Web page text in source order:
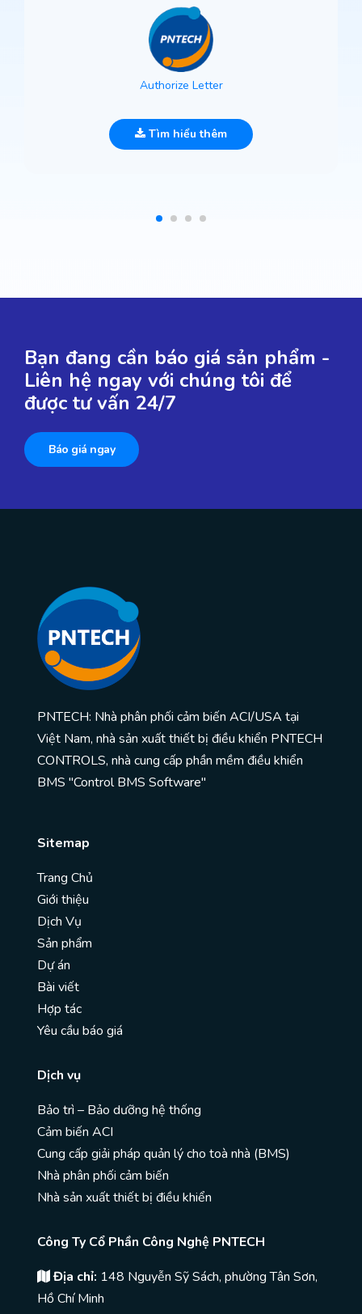
Authorize Letter
Tìm hiểu thêm
Bạn đang cần báo giá sản phẩm -
Liên hệ ngay với chúng tôi để
được tư vấn 24/7
Báo giá ngay
PNTECH: Nhà phân phối cảm biến ACI/USA tại
Việt Nam, nhà sản xuất thiết bị điều khiển PNTECH
CONTROLS, nhà cung cấp phần mềm điều khiển
BMS "Control BMS Software"
Sitemap
Trang Chủ
Giới thiệu
Dịch Vụ
Sản phẩm
Dự án
Bài viết
Hợp tác
Yêu cầu báo giá
Dịch vụ
Bảo trì – Bảo dưỡng hệ thống
Cảm biến ACI
Cung cấp giải pháp quản lý cho toà nhà (BMS)
Nhà phân phối cảm biến
Nhà sản xuất thiết bị điều khiển
Công Ty Cổ Phần Công Nghệ PNTECH
Địa chỉ: 148 Nguyễn Sỹ Sách, phường Tân Sơn,
Hồ Chí Minh